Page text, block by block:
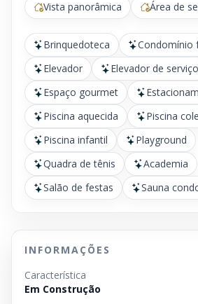
Vista panorâmica
Área de
Brinquedoteca
Condomínio
Elevador
Elevador de serviço
Espaço gourmet
Piscina aquecida
Piscina
Piscina infantil
Playground
Quadra de tênis
Academia
Salão de festas
Sauna
INFORMAÇÕES
Característica
Em Construção